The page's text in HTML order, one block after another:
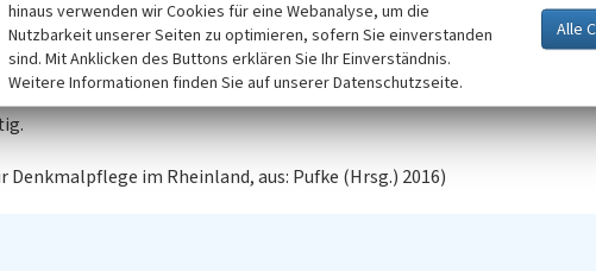
Zuordnung, unterstützt und durch die Dichte der in der Substanz
Weiler Freimersdorf eine hohe historische Bedeutung zugesprochen, die
Einheit niederschlägt.
Denkmalpflege im Rheinland, aus: Pufke (Hrsg.) 2016)
hinaus verwenden wir Cookies für eine Webanalyse, um die
Nutzbarkeit unserer Seiten zu optimieren, sofern Sie einverstanden
sind. Mit Anklicken des Buttons erklären Sie Ihr Einverständnis.
Weitere Informationen finden Sie auf unserer Datenschutzseite.